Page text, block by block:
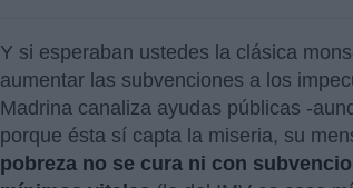
Y si esperaban ustedes la clásica
aumentar las subvenciones a los
Madrina canaliza ayudas públicas -
porque ésta sí capta la miseria, su
pobreza no se cura ni con